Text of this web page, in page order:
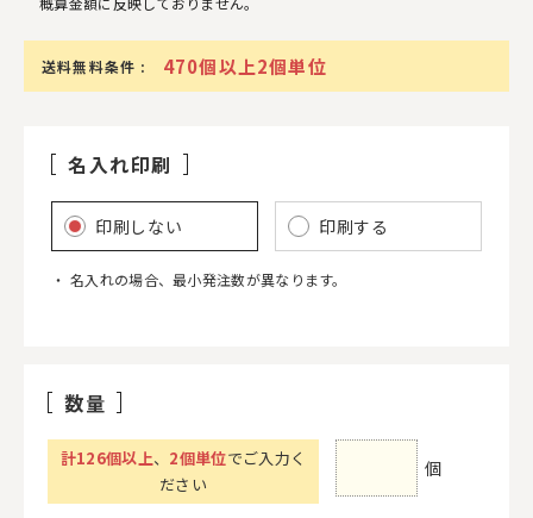
送料無料条件 : 470個以上2個単位
名入れ印刷
印刷しない 印刷する
名入れの場合、最小発注数が異なります。
数量
計126個以上、 2個単位でご入力く
ださい
個